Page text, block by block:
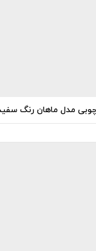
چوبی مدل ماهان رنگ